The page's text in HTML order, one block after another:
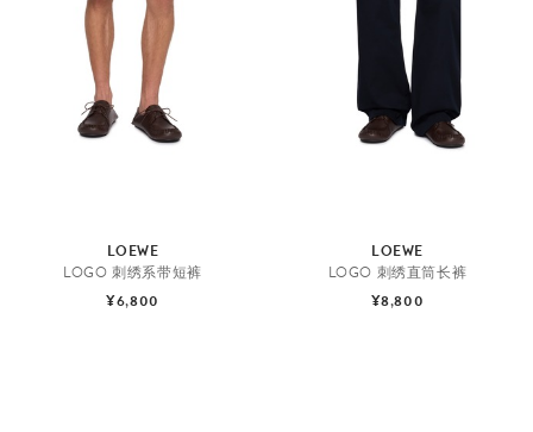
LOEWE
LOGO 刺绣系带短裤
¥6,800
LOEWE
LOGO 刺绣直筒长裤
¥8,800